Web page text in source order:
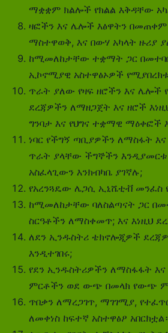
ማቋቋም ክልሎች የክልል እቅዳቸው
ዛፎችን እና ሌሎች እፅዋትን
ማስተዋወቅ, እና በውሃ አካላት ዙሪያ
ከሚመለከታቸው ተቋማት ጋር
ኢኮኖሚያዊ አስተዋፅኦዎች
ጥራት ያለው የዛፍ ዘሮችን እና
ደረጃዎችን ለማዘጋጀት እና ዘሮች
ግንባታ እና የህግና ተቋማዊ ማዕቀፎች
ነባር የችግኝ ጣቢያዎችን ለማስፋት
ጥራት ያላቸው ችግኞችን
አስፈላጊውን እንክብካቤ ያገኛሉ;
የአረንጓዴው ሌጋሲ ኢኒሼቲቭ መንፈስ
ከሚመለከታቸው ባለስልጣናት ጋር
ስርዓቶችን ለማስቀመጥ; እና እነዚህ
ለደን ኢንዱስትሪ ቴክኖሎጂዎች
እንዲተገበሩ;
የደን ​​ኢንዱስትሪዎችን ለማስፋፋት
ምርቶችን ወደ ውጭ በመላክ የውጭ
ጥበቃን ለማረጋገጥ, ማገገሚያ,
ለመቀነስ ከፍተኛ አስተዋፅዖ